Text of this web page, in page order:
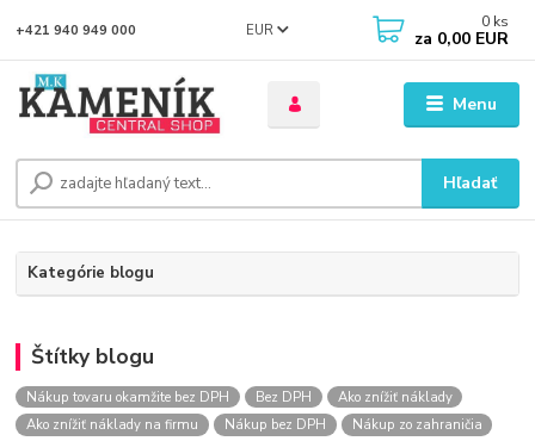
Menu
EUR
Hľadať
+421 940 949 000 0 ks
za 0,00 EUR
Kategórie blogu
Štítky blogu
Nákup tovaru okamžite bez DPH Bez DPH
Ako znížiť náklady
Ako znížiť náklady na firmu
Nákup bez DPH
Nákup zo zahraničia